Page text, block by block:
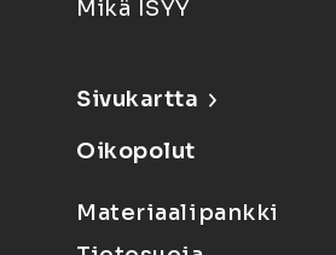
Mikä ISYY
Sivukartta
Oikopolut
Materiaalipankki